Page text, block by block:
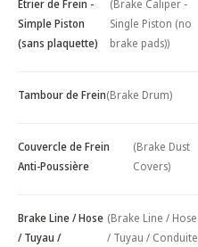
Étrier de Frein -
Simple Piston
(sans plaquette)
(Brake Caliper -
Single Piston (no
brake pads))
Tambour de Frein(Brake Drum)
Couvercle de Frein
Anti-Poussière
(Brake Dust
Covers)
Brake Line / Hose
/ Tuyau /
(Brake Line / Hose
/ Tuyau / Conduite